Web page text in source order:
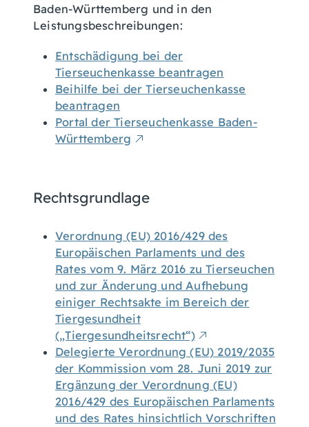
Baden-Württemberg und in den
Leistungsbeschreibungen:
Entschädigung bei der
Tierseuchenkasse beantragen
Beihilfe bei der Tierseuchenkasse
beantragen
Portal der Tierseuchenkasse Baden-
Württemberg
Rechtsgrundlage
Verordnung (EU) 2016/429 des
Europäischen Parlaments und des
Rates vom 9. März 2016 zu Tierseuchen
und zur Änderung und Aufhebung
einiger Rechtsakte im Bereich der
Tiergesundheit
(„Tiergesundheitsrecht“)
Delegierte Verordnung (EU) 2019/2035
der Kommission vom 28. Juni 2019 zur
Ergänzung der Verordnung (EU)
2016/429 des Europäischen Parlaments
und des Rates hinsichtlich Vorschriften